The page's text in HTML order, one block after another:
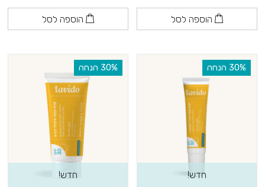
הוספה לסל הוספה לסל
‫30% הנחה
חדש!
‫30% הנחה
חדש!